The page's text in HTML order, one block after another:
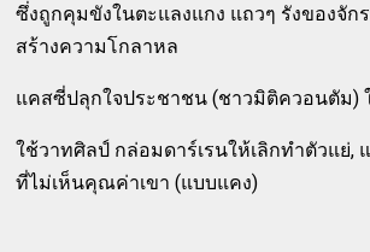
ซึ่งถูกคุมขังในตะแลงแกง แถวๆ รังของจัก
สร้างความโกลาหล
แคสซี่ปลุกใจประชาชน (ชาวมิติควอนตัม)
ใช้วาทศิลป์ กล่อมดาร์เรนให้เลิกทำตัวแย่,
ที่ไม่เห็นคุณค่าเขา (แบบแคง)